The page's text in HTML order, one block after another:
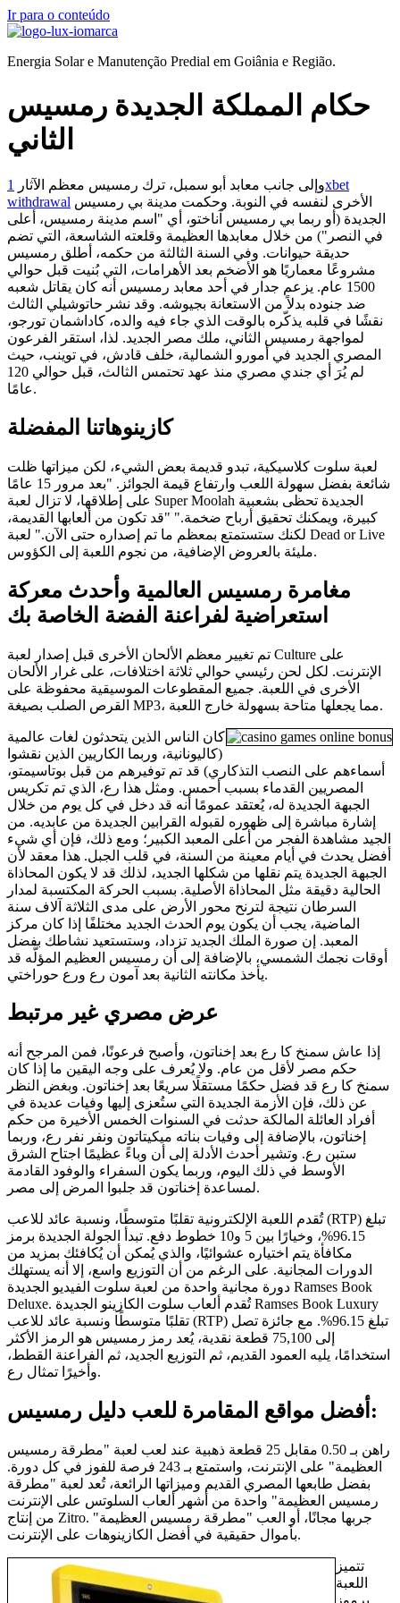
Ir para o conteúdo
Energia Solar e Manutenção Predial em Goiânia e Região.
حكام المملكة الجديدة رمسيس
الثاني
وإلى جانب معابد أبو سمبل، ترك رمسيس معظم الآثار
1xbet
withdrawal
الجديدة (أو ربما بي رمسيس آناختو، أي "اسم مدينة رمسيس، أعلى
في النصر") من خلال معابدها العظيمة وقلعته الشاسعة، التي تضم
حديقة حيوانات. وفي السنة الثالثة من حكمه، أطلق رمسيس
مشروعًا معماريًا هو الأضخم بعد الأهرامات، التي بُنيت قبل حوالي
1500 عام.
يزعم جدار في أحد معابد رمسيس أنه كان يقاتل شعبه
ضد جنوده بدلاً من الاستعانة بجيوشه. وقد نشر حاتوشيلي الثالث
نقشًا في قلبه يذكّره بالوقت الذي جاء فيه والده، كاداشمان تورجو،
لمواجهة رمسيس الثاني، ملك مصر الجديد. لذا، استقر الفرعون
المصري الجديد في أمورو الشمالية، خلف قادش، في توينب، حيث
لم يُرَ أي جندي مصري منذ عهد تحتمس الثالث، قبل حوالي 120
عامًا.
كازينوهاتنا المفضلة
لعبة سلوت كلاسيكية، تبدو قديمة بعض الشيء، لكن ميزاتها ظلت
شائعة بفضل سهولة اللعب وارتفاع قيمة الجوائز. "بعد مرور 15 عامًا
على إطلاقها، لا تزال لعبة Super Moolah الجديدة تحظى بشعبية
كبيرة، ويمكنك تحقيق أرباح ضخمة." "قد تكون من ألعابها القديمة،
لكنك ستستمتع بمعظم ما تم إصداره حتى الآن." لعبة Dead or Live
مليئة بالعروض الإضافية، من نجوم اللعبة إلى الكؤوس.
مغامرة رمسيس العالمية وأحدث معركة
استعراضية لفراعنة الفضة الخاصة بك
تم تغيير معظم الألحان الأخرى قبل إصدار لعبة Culture على
الإنترنت. لكل لحن رئيسي حوالي ثلاثة اختلافات، على غرار الألحان
الأخرى في اللعبة. جميع المقطوعات الموسيقية محفوظة على
القرص الصلب بصيغة MP3، مما يجعلها متاحة بسهولة خارج اللعبة.
كان الناس الذين يتحدثون لغات عالمية
(كاليونانية، وربما الكاريين الذين نقشوا
أسماءهم على النصب التذكاري) قد تم توفيرهم من قبل بوتاسيمتو،
المصريين القدماء بسبب أحمس. ومثل هذا رع، الذي تم تكريس
الجبهة الجديدة له، يُعتقد عمومًا أنه قد دخل في كل يوم من خلال
إشارة مباشرة إلى ظهوره لقبوله القرابين الجديدة من عابديه. من
الجيد مشاهدة الفجر من أعلى المعبد الكبير؛ ومع ذلك، فإن أي شيء
أفضل يحدث في أيام معينة من السنة، في قلب الجبل. هذا معقد لأن
الجبهة الجديدة يتم نقلها من شكلها الجديد، لذلك قد لا يكون المحاذاة
الحالية دقيقة مثل المحاذاة الأصلية. بسبب الحركة المكتسبة لمدار
السرطان نتيجة لترنح محور الأرض على مدى الثلاثة آلاف سنة
الماضية، يجب أن يكون يوم الحدث الجديد مختلفًا إذا كان مركز
المعبد. إن صورة الملك الجديد تزداد، وستستعيد نشاطك بفضل
أوقات نجمك الشمسي، بالإضافة إلى أن رمسيس العظيم المؤلَّه قد
يأخذ مكانته الثانية بعد آمون رع ورع حوراختي.
عرض مصري غير مرتبط
إذا عاش سمنخ كا رع بعد إخناتون، وأصبح فرعونًا، فمن المرجح أنه
حكم مصر لأقل من عام. ولا يُعرف على وجه اليقين ما إذا كان
سمنخ كا رع قد فضل حكمًا مستقلًا سريعًا بعد إخناتون. وبغض النظر
عن ذلك، فإن الأزمة الجديدة التي ستُعزى إليها وفيات عديدة في
أفراد العائلة المالكة حدثت في السنوات الخمس الأخيرة من حكم
إخناتون، بالإضافة إلى وفيات بناته ميكيتاتون ونفر نفر رع، وربما
ستبن رع. وتشير أحدث الأدلة إلى أن وباءً عظيمًا اجتاح الشرق
الأوسط في ذلك اليوم، وربما يكون السفراء والوفود القادمة
لمساعدة إخناتون قد جلبوا المرض إلى مصر.
تُقدم اللعبة الإلكترونية تقلبًا متوسطًا، ونسبة عائد للاعب (RTP) تبلغ
96.15%، وخيارًا بين 5 و10 خطوط دفع. تبدأ الجولة الجديدة برمز
مكافأة يتم اختياره عشوائيًا، والذي يُمكن أن يُكافئك بمزيد من
الدورات المجانية. على الرغم من أن التوزيع واسع، إلا أنه يستهلك
دورة مجانية واحدة من لعبة سلوت الفيديو الجديدة Ramses Book
Deluxe. تُقدم ألعاب سلوت الكازينو الجديدة Ramses Book Luxury
تقلبًا متوسطًا ونسبة عائد للاعب (RTP) تبلغ 96.15%. مع جائزة تصل
إلى 75,100 قطعة نقدية، يُعد رمز رمسيس هو الرمز الأكثر
استخدامًا، يليه العمود القديم، ثم التوزيع الجديد، ثم الفراعنة القطط،
وأخيرًا تمثال رع.
أفضل مواقع المقامرة للعب دليل رمسيس:
راهن بـ 0.50 مقابل 25 قطعة ذهبية عند لعب لعبة "مطرقة رمسيس
العظيمة" على الإنترنت، واستمتع بـ 243 فرصة للفوز في كل دورة.
بفضل طابعها المصري القديم وميزاتها الرائعة، تُعد لعبة "مطرقة
رمسيس العظيمة" واحدة من أشهر ألعاب السلوتس على الإنترنت
من إنتاج Zitro. جربها مجانًا، أو العب "مطرقة رمسيس العظيمة"
بأموال حقيقية في أفضل الكازينوهات على الإنترنت.
تتميز
اللعبة